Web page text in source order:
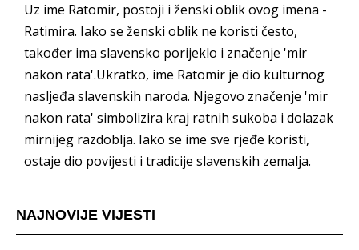
Uz ime Ratomir, postoji i ženski oblik ovog imena -
Ratimira. Iako se ženski oblik ne koristi često,
također ima slavensko porijeklo i značenje 'mir
nakon rata'.Ukratko, ime Ratomir je dio kulturnog
nasljeđa slavenskih naroda. Njegovo značenje 'mir
nakon rata' simbolizira kraj ratnih sukoba i dolazak
mirnijeg razdoblja. Iako se ime sve rjeđe koristi,
ostaje dio povijesti i tradicije slavenskih zemalja.
NAJNOVIJE VIJESTI